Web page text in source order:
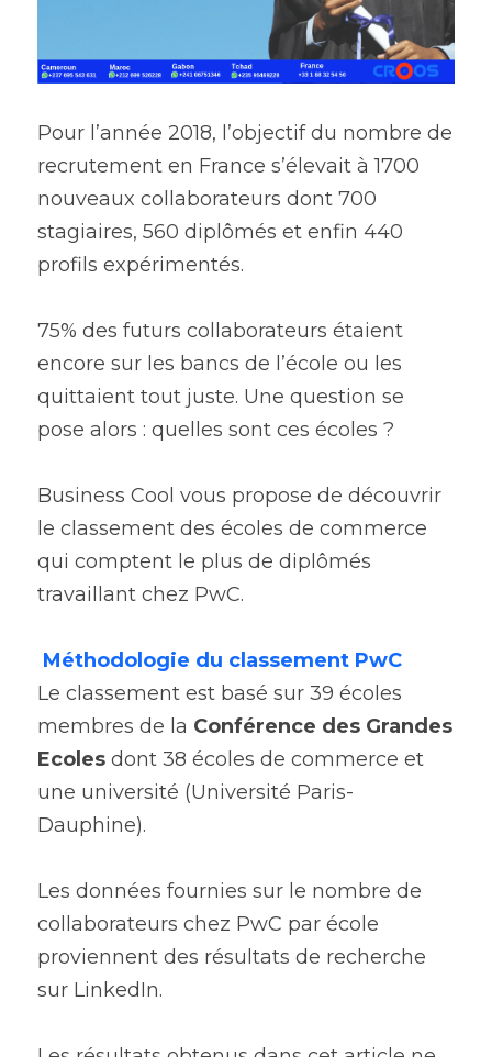
Pour l’année 2018, l’objectif du nombre de
recrutement en France s’élevait à 1700
nouveaux collaborateurs dont 700
stagiaires, 560 diplômés et enfin 440
profils expérimentés.
75% des futurs collaborateurs étaient
encore sur les bancs de l’école ou les
quittaient tout juste. Une question se
pose alors : quelles sont ces écoles ?
Business Cool vous propose de découvrir
le classement des écoles de commerce
qui comptent le plus de diplômés
travaillant chez PwC.
Méthodologie du classement PwC
Le classement est basé sur 39 écoles
membres de la Conférence des Grandes
Ecoles dont 38 écoles de commerce et
une université (Université Paris-
Dauphine).
Les données fournies sur le nombre de
collaborateurs chez PwC par école
proviennent des résultats de recherche
sur LinkedIn.